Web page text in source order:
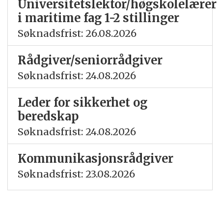
Universitetslektor/høgskolelærer
i maritime fag 1-2 stillinger
Søknadsfrist: 26.08.2026
Rådgiver/seniorrådgiver
Søknadsfrist: 24.08.2026
Leder for sikkerhet og
beredskap
Søknadsfrist: 24.08.2026
Kommunikasjonsrådgiver
Søknadsfrist: 23.08.2026